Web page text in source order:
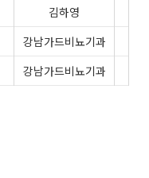
김하영
강남가드비뇨기과
강남가드비뇨기과